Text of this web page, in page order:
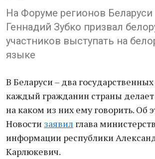
На Форуме регионов
Геннадий Зубко призвал
участников выступать на
языке
В Беларуси – два
каждый гражданин страны
на каком из них ему говорить. Об
Новости заявил глава
информации республики
Карлюкевич.